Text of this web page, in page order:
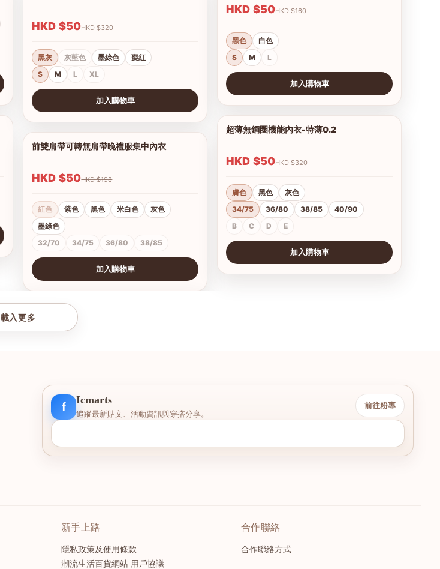
HKD $50 HKD $320
黑灰 灰藍色 墨綠色
棗紅
S
M L XL
加入購物車
前雙肩帶可轉無肩帶晚禮服集中內衣
HKD $50 HKD $198
紅色 紫色 黑色 米白色
灰色
墨綠色
32/70
34/75 36/80 38/85
加入購物車
HKD $50 HKD $160
黑色
白色
S
M L
加入購物車
超薄無鋼圈機能內衣-特薄0.2
HKD $50 HKD $320
膚色 黑色
灰色
34/75
36/80 38/85
40/90
B
C D E
加入購物車
載入更多
f
Icmarts
追蹤最新貼文、活動資訊與穿搭分享。
前往粉專
新手上路
隱私政策及使用條款
潮流生活百貨網站 用戶協議
合作聯絡
合作聯絡方式